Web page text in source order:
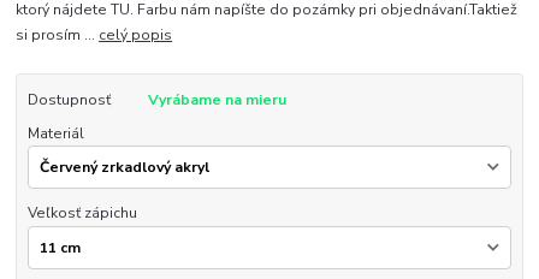
ktorý nájdete TU. Farbu nám napíšte do pozámky pri objednávaní.Taktiež
si prosím ... celý popis
Dostupnosť
Vyrábame na mieru
Materiál
Veľkosť zápichu